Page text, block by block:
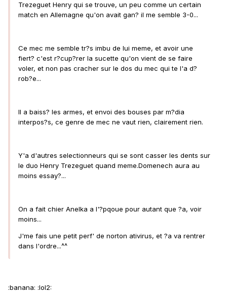
Trezeguet Henry qui se trouve, un peu comme un certain
match en Allemagne qu'on avait gan? il me semble 3-0...
Ce mec me semble tr?s imbu de lui meme, et avoir une
fiert? c'est r?cup?rer la sucette qu'on vient de se faire
voler, et non pas cracher sur le dos du mec qui te l'a d?
rob?e...
Il a baiss? les armes, et envoi des bouses par m?dia
interpos?s, ce genre de mec ne vaut rien, clairement rien.
Y'a d'autres selectionneurs qui se sont casser les dents sur
le duo Henry Trezeguet quand meme.Domenech aura au
moins essay?...
On a fait chier Anelka a l'?pqoue pour autant que ?a, voir
moins...
J'me fais une petit perf' de norton ativirus, et ?a va rentrer
dans l'ordre...^^
:banana: :lol2: